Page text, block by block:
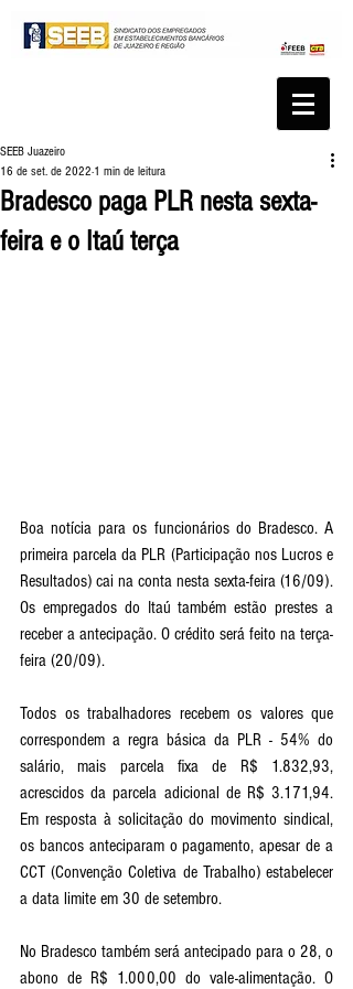
Bradesco paga PLR nesta sexta-
feira e o Itaú terça
SEEB Juazeiro
16 de set. de 2022 1 min de leitura
Boa notícia para os funcionários do Bradesco. A
primeira parcela da PLR (Participação nos Lucros e
Resultados) cai na conta nesta sexta-feira (16/09).
Os empregados do Itaú também estão prestes a
receber a antecipação. O crédito será feito na terça-
feira (20/09).
Todos os trabalhadores recebem os valores que
correspondem a regra básica da PLR - 54% do
salário, mais parcela fixa de R$ 1.832,93,
acrescidos da parcela adicional de R$ 3.171,94.
Em resposta à solicitação do movimento sindical,
os bancos anteciparam o pagamento, apesar de a
CCT (Convenção Coletiva de Trabalho) estabelecer
a data limite em 30 de setembro.
No Bradesco também será antecipado para o 28, o
abono de R$ 1.000,00 do vale-alimentação. O